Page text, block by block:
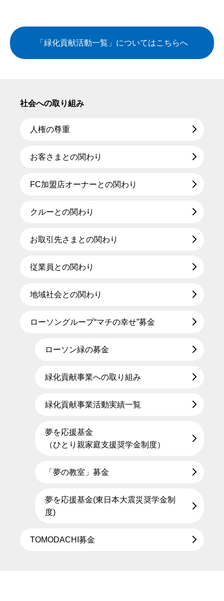
「緑化貢献活動一覧」についてはこちらへ
社会への取り組み
人権の尊重
お客さまとの関わり
FC加盟店オーナーとの関わり
クルーとの関わり
お取引先さまとの関わり
従業員との関わり
地域社会との関わり
ローソングループ“マチの幸せ”募金
ローソン緑の募金
緑化貢献事業への取り組み
緑化貢献事業活動実績一覧
夢を応援基金
（ひとり親家庭支援奨学金制度）
「夢の教室」募金
夢を応援基金(東日本大震災奨学金制
度)
TOMODACHI募金